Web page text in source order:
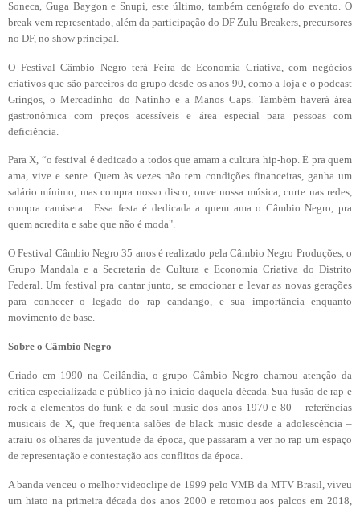
Soneca, Guga Baygon e Snupi, este último, também cenógrafo do evento. O
break vem representado, além da participação do DF Zulu Breakers, precursores
no DF, no show principal.
O Festival Câmbio Negro terá Feira de Economia Criativa, com negócios
criativos que são parceiros do grupo desde os anos 90, como a loja e o podcast
Gringos, o Mercadinho do Natinho e a Manos Caps. Também haverá área
gastronômica com preços acessíveis e área especial para pessoas com
deficiência.
Para X, “o festival é dedicado a todos que amam a cultura hip-hop. É pra quem
ama, vive e sente. Quem às vezes não tem condições financeiras, ganha um
salário mínimo, mas compra nosso disco, ouve nossa música, curte nas redes,
compra camiseta... Essa festa é dedicada a quem ama o Câmbio Negro, pra
quem acredita e sabe que não é moda".
O Festival Câmbio Negro 35 anos é realizado pela Câmbio Negro Produções, o
Grupo Mandala e a Secretaria de Cultura e Economia Criativa do Distrito
Federal. Um festival pra cantar junto, se emocionar e levar as novas gerações
para conhecer o legado do rap candango, e sua importância enquanto
movimento de base.
Sobre o Câmbio Negro
Criado em 1990 na Ceilândia, o grupo Câmbio Negro chamou atenção da
crítica especializada e público já no início daquela década. Sua fusão de rap e
rock a elementos do funk e da soul music dos anos 1970 e 80 – referências
musicais de X, que frequenta salões de black music desde a adolescência –
atraiu os olhares da juventude da época, que passaram a ver no rap um espaço
de representação e contestação aos conflitos da época.
A banda venceu o melhor videoclipe de 1999 pelo VMB da MTV Brasil, viveu
um hiato na primeira década dos anos 2000 e retornou aos palcos em 2018,